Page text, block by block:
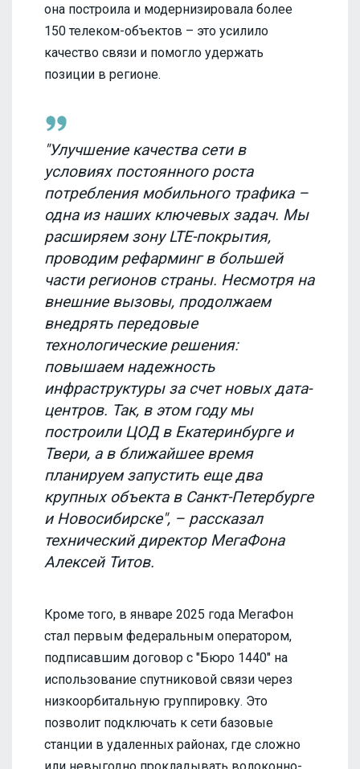
она построила и модернизировала более
150 телеком-объектов – это усилило
качество связи и помогло удержать
позиции в регионе.
"Улучшение качества сети в
условиях постоянного роста
потребления мобильного трафика –
одна из наших ключевых задач. Мы
расширяем зону LTE-покрытия,
проводим рефарминг в большей
части регионов страны. Несмотря на
внешние вызовы, продолжаем
внедрять передовые
технологические решения:
повышаем надежность
инфраструктуры за счет новых дата-
центров. Так, в этом году мы
построили ЦОД в Екатеринбурге и
Твери, а в ближайшее время
планируем запустить еще два
крупных объекта в Санкт-Петербурге
и Новосибирске", – рассказал
технический директор МегаФона
Алексей Титов.
Кроме того, в январе 2025 года МегаФон
стал первым федеральным оператором,
подписавшим договор с "Бюро 1440" на
использование спутниковой связи через
низкоорбитальную группировку. Это
позволит подключать к сети базовые
станции в удаленных районах, где сложно